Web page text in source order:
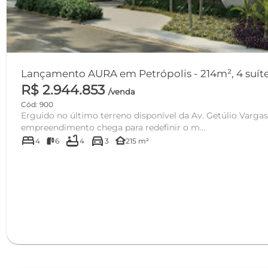
Lançamento AURA em Petrópolis - 214m², 4
R$ 2.944.853 /venda
Cód: 900
Erguido no último terreno disponível da Av. Getúlio
empreendimento chega para redefinir o m...
bed4 6 bathtub4 directions_car 3 other_houses215 m²